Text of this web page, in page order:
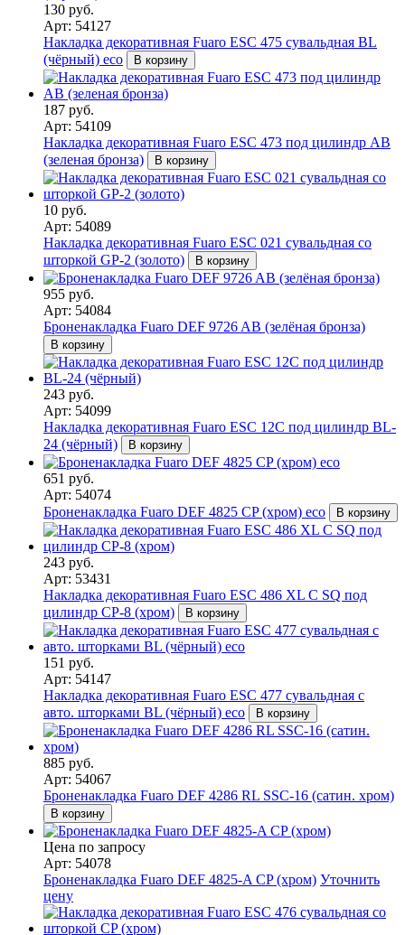
130 руб.
Арт: 54127
Накладка декоративная Fuaro ESC 475 сувальдная BL
(чёрный) eco
В корзину
187 руб.
Арт: 54109
Накладка декоративная Fuaro ESC 473 под цилиндр AB
(зеленая бронза)
В корзину
10 руб.
Арт: 54089
Накладка декоративная Fuaro ESC 021 сувальдная со
шторкой GP-2 (золото)
В корзину
955 руб.
Арт: 54084
Броненакладка Fuaro DEF 9726 AB (зелёная бронза)
В корзину
243 руб.
Арт: 54099
Накладка декоративная Fuaro ESC 12C под цилиндр BL-
24 (чёрный)
В корзину
651 руб.
Арт: 54074
Броненакладка Fuaro DEF 4825 CP (хром) eco
В корзину
243 руб.
Арт: 53431
Накладка декоративная Fuaro ESC 486 XL C SQ под
цилиндр СР-8 (хром)
В корзину
151 руб.
Арт: 54147
Накладка декоративная Fuaro ESC 477 сувальдная с
авто. шторками BL (чёрный) eco
В корзину
885 руб.
Арт: 54067
Броненакладка Fuaro DEF 4286 RL SSC-16 (сатин. хром)
В корзину
Цена по запросу
Арт: 54078
Броненакладка Fuaro DEF 4825-A CP (хром) Уточнить
цену